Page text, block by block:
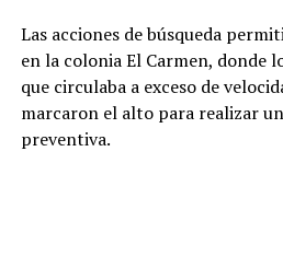
Las acciones de búsqueda
en la colonia El Carmen, donde
que circulaba a exceso de
marcaron el alto para realizar
preventiva.